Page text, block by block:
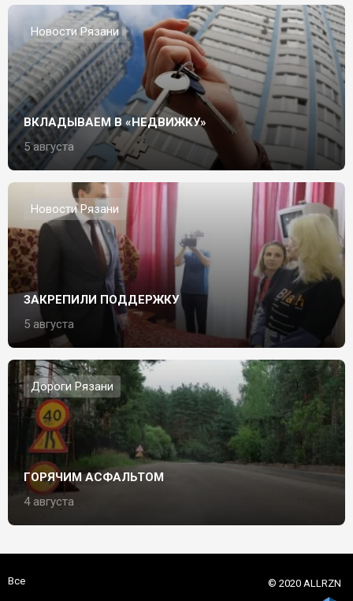
Новости Рязани
ВКЛАДЫВАЕМ В «НЕДВИЖКУ»
5 августа
Новости Рязани
ЗАКРЕПИЛИ ПОДДЕРЖКУ
5 августа
Дороги Рязани
ГОРЯЧИМ АСФАЛЬТОМ
4 августа
Все
© 2020 ALLRZN